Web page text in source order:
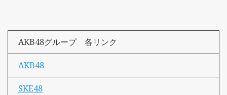
AKB48グループ 各リンク
AKB48
SKE48